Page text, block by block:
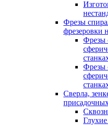
Фрезы
фрезеровки
Фрезы
Фрезы
Сверла,
Глухие